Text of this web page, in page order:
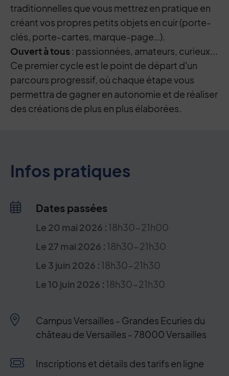
traditionnelles que vous mettrez en pratique en
créant vos propres petits objets en cuir (porte-
clés, porte-cartes, marque-page…).
Ouvert à tous : passionnées, amateurs, curieux...
Ce premier cycle est le point de départ d'un
parcours progressif, où chaque étape vous
permettra de gagner en autonomie et de réaliser
des créations de plus en plus élaborées.
Infos pratiques
Dates passées
Le 20 mai 2026 : 18h30-21h00
Le 27 mai 2026 : 18h30-21h30
Le 3 juin 2026 : 18h30-21h30
Le 10 juin 2026 : 18h30-21h30
Le24juin2026 :18h30-21h30
Le1juil.2026:18h30-21h30
Campus Versailles - Grandes Ecuries du
château de Versailles - 78000 Versailles
Condition de participation
Inscriptions et détails des tarifs en ligne